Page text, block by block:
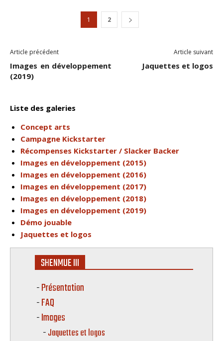
1 2
Article précédent
Images en développement
(2019)
Article suivant
Jaquettes et logos
Liste des galeries
Concept arts
Campagne Kickstarter
Récompenses Kickstarter / Slacker Backer
Images en développement (2015)
Images en développement (2016)
Images en développement (2017)
Images en développement (2018)
Images en développement (2019)
Démo jouable
Jaquettes et logos
SHENMUE III
Présentation
FAQ
Images
Jaquettes et logos